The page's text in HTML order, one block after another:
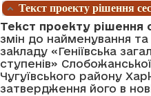
Текст проекту рішення
Текст проекту рішення
змін до найменування
закладу «Геніївська
ступенів»
Чугуївського району
затвердження його в